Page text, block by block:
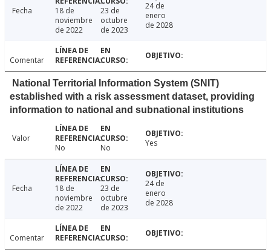
Fecha
18 de
noviembre
de 2022
23 de
octubre
de 2023
24 de
enero
de 2028
Comentar
National Territorial Information System (SNIT)
established with a risk assessment dataset, providing
information to national and subnational institutions
Valor
No
No Yes
Fecha
18 de
noviembre
de 2022
23 de
octubre
de 2023
24 de
enero
de 2028
Comentar